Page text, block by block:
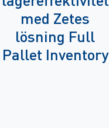
med Zetes
lösning Full
Pallet Inventory